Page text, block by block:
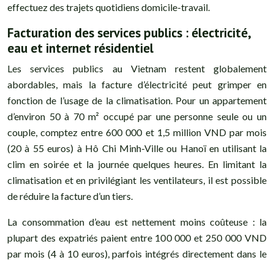
effectuez des trajets quotidiens domicile-travail.
Facturation des services publics : électricité,
eau et internet résidentiel
Les services publics au Vietnam restent globalement
abordables, mais la facture d’électricité peut grimper en
fonction de l’usage de la climatisation. Pour un appartement
d’environ 50 à 70 m² occupé par une personne seule ou un
couple, comptez entre 600 000 et 1,5 million VND par mois
(20 à 55 euros) à Hô Chi Minh-Ville ou Hanoï en utilisant la
clim en soirée et la journée quelques heures. En limitant la
climatisation et en privilégiant les ventilateurs, il est possible
de réduire la facture d’un tiers.
La consommation d’eau est nettement moins coûteuse : la
plupart des expatriés paient entre 100 000 et 250 000 VND
par mois (4 à 10 euros), parfois intégrés directement dans le